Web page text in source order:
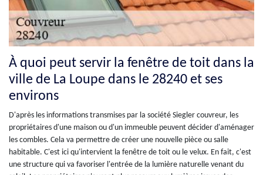
À quoi peut servir la fenêtre de toit dans la
ville de La Loupe dans le 28240 et ses
environs
D'après les informations transmises par la société Siegler couvreur, les
propriétaires d'une maison ou d'un immeuble peuvent décider d'aménager
les combles. Cela va permettre de créer une nouvelle pièce ou salle
habitable. C'est ici qu'intervient la fenêtre de toit ou le velux. En fait, c'est
une structure qui va favoriser l'entrée de la lumière naturelle venant du